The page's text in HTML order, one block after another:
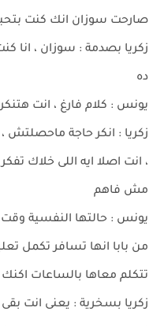
صارحت سوزان انك كنت
زكريا بصدمة : سوزان ، انا
ده
يونس : كلام فارغ ، انت هتنكر
زكريا : انكر حاجة
، انت اصلا ايه اللى خلاك
مش فاهم
يونس : حالتها النفسية وقت
من بابا انها تسافر تكمل
تتكلم معاها بالساعات
زكريا بسخرية : يعنى انت